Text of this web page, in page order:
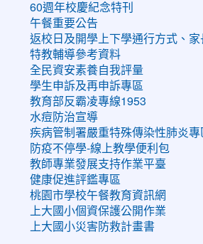
60週年校慶紀念特刊
午餐重要公告
返校日及開學上下學通行方式、
特教輔導參考資料
全民資安素養自我評量
學生申訴及再申訴專區
教育部反霸凌專線1953
水痘防治宣導
疾病管制署嚴重特殊傳染性肺炎專
防疫不停學-線上教學便利包
教師專業發展支持作業平臺
健康促進評鑑專區
桃園市學校午餐教育資訊網
上大國小個資保護公開作業
上大國小災害防救計畫書